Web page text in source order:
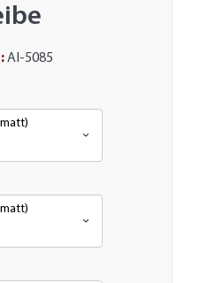
AI-5085